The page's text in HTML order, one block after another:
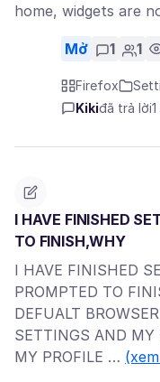
home, widgets are
Mở 1 1
Firefox
Kikiđã trả lời
I HAVE FINISHED
TO FINISH,WHY
I HAVE FINISHED
PROMPTED TO
DEFUALT
SETTINGS AND MY
MY PROFILE …